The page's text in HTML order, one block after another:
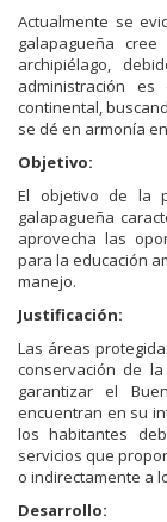
Actualmente se
galapagueña
archipiélago,
administración
continental,
se dé en armonía
Objetivo:
El objetivo de la
galapagueña
aprovecha las
para la educación
manejo.
Justificación:
Las áreas
conservación de
garantizar el
encuentran en su
los habitantes
servicios que
o indirectamente a
Desarrollo: